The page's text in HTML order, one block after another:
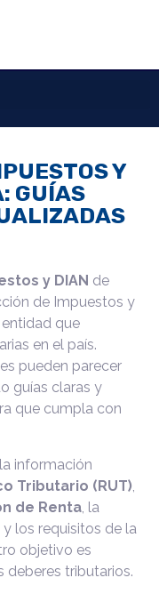
Y
GUÍAS
y DIAN de
de Impuestos y
que
en el país.
pueden parecer
guías claras y
que cumpla con
información
Tributario (RUT)
de Renta , la
y los requisitos de la
objetivo es
deberes tributarios.